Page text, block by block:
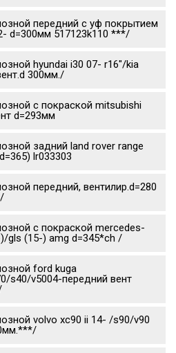
передний с уф покрытием
d=300мм 517123k110 ***/
hyundai i30 07- r16"/kia
300мм./
с покраской mitsubishi
d=293мм
задний land rover range
lr033303
передний, вентилир.d=280
с покраской mercedes-
gls (15-) amg d=345*ch /
ford kuga
s40/v5004-передний вент
volvo xc90 ii 14- /s90/v90